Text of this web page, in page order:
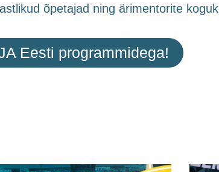
õpetajad ning ärimentorite
Eesti programmidega!